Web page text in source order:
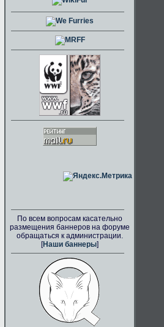
По всем вопросам касательно
размещения баннеров на форуме
обращаться к администрации.
[Наши баннеры]